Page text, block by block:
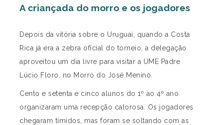
A criançada do morro e os jogadores
Depois da vitória sobre o Uruguai, quando a Costa
Rica já era a zebra oficial do torneio, a delegação
aproveitou um dia livre para visitar a UME Padre
Lúcio Floro, no Morro do José Menino.
Cento e setenta e cinco alunos do 1º ao 4º ano
organizaram uma recepção calorosa. Os jogadores
chegaram tímidos, mas foram se soltando com as